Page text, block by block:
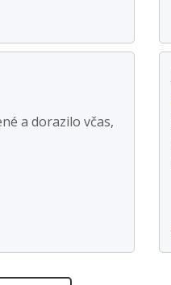
a dorazilo včas,